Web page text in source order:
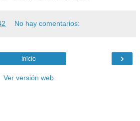
No hay comentarios:
›
Inicio
Ver versión web